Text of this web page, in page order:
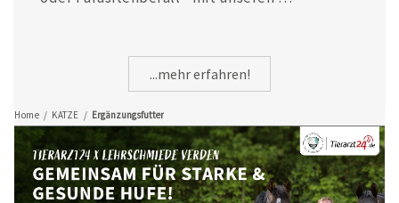
Home / KATZE / Ergänzungsfutter
...mehr erfahren!